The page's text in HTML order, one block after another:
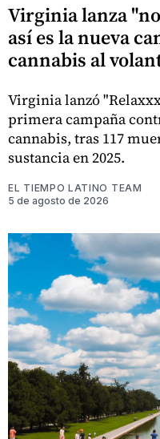
Virginia lanza
así es la nueva
cannabis al
Virginia lanzó
primera campaña
cannabis, tras 117
sustancia en 2025.
EL TIEMPO LATINO TEAM
5 de agosto de 2026